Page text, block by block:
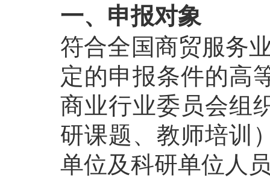
一、申报对象
符合全国商贸服务
定的申报条件的高
商业行业委员会组
研课题、教师培训
单位及科研单位人